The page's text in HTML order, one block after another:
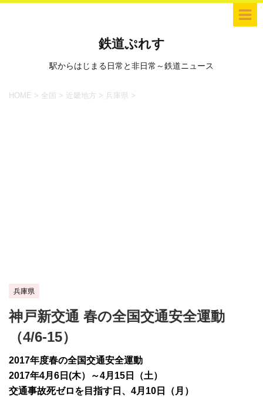
鉄道ぷれす
駅からはじまる日常と非日常～鉄道ニュース
HOME > 全国 > 近畿地方 > 兵庫県 >
兵庫県
神戸新交通 春の全国交通安全運動
（4/6-15）
2017年度春の全国交通安全運動
2017年4月6日(木）～4月15日（土）
交通事故死ゼロを目指す日、4月10日（月）